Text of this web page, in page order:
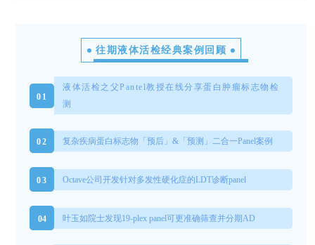
往期液体活检经典案例回顾
0 1
液体活检之父Pantel教授在线分享蛋白肿瘤标志物检
测
02 复杂疾病蛋白标志物「预后」&「预测」二合一Panel案例
03 Octave公司开发针对多发性硬化症的LDT诊断panel
04 叶玉如院士发现19-plex panel可更准确筛查并分期AD